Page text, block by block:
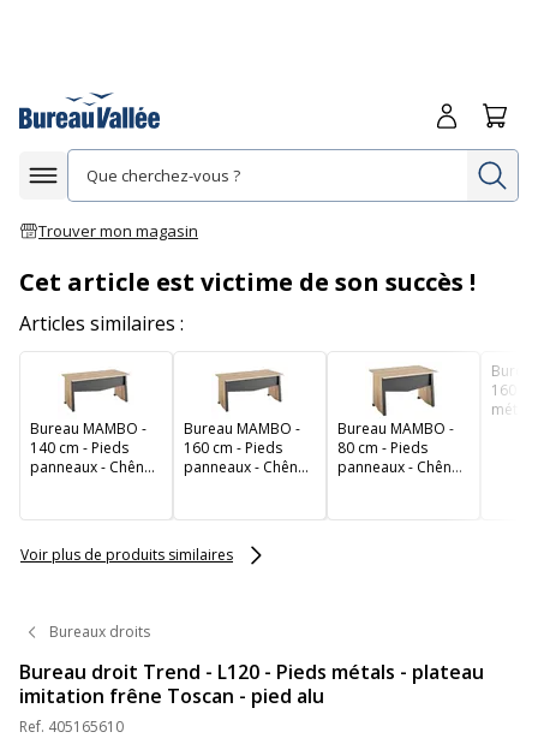
Afficher la navigation
Trouver mon magasin
Me
Cet article est victime de son succès !
Articles similaires :
Bureau MAMBO -
140 cm - Pieds
panneaux - Chêne
Bureau MAMBO -
160 cm - Pieds
panneaux - Chêne
Bureau MAMBO -
80 cm - Pieds
panneaux - Chêne
160
métal
Voir plus de produits similaires
Bureaux droits
Bureau droit Trend - L120 - Pieds métals - plateau
imitation frêne Toscan - pied alu
Ref. 405165610